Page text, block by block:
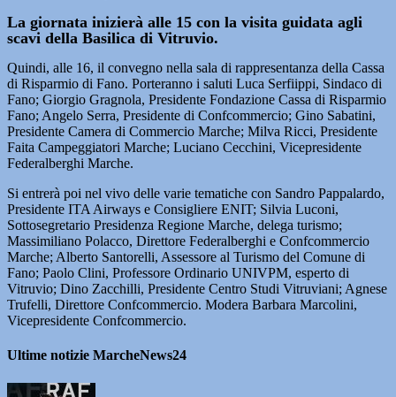
La giornata inizierà alle 15 con la visita guidata agli
scavi della Basilica di Vitruvio.
Quindi, alle 16, il convegno nella sala di rappresentanza della Cassa
di Risparmio di Fano. Porteranno i saluti Luca Serfiippi, Sindaco di
Fano; Giorgio Gragnola, Presidente Fondazione Cassa di Risparmio
Fano; Angelo Serra, Presidente di Confcommercio; Gino Sabatini,
Presidente Camera di Commercio Marche; Milva Ricci, Presidente
Faita Campeggiatori Marche; Luciano Cecchini, Vicepresidente
Federalberghi Marche.
Si entrerà poi nel vivo delle varie tematiche con Sandro Pappalardo,
Presidente ITA Airways e Consigliere ENIT; Silvia Luconi,
Sottosegretario Presidenza Regione Marche, delega turismo;
Massimiliano Polacco, Direttore Federalberghi e Confcommercio
Marche; Alberto Santorelli, Assessore al Turismo del Comune di
Fano; Paolo Clini, Professore Ordinario UNIVPM, esperto di
Vitruvio; Dino Zacchilli, Presidente Centro Studi Vitruviani; Agnese
Trufelli, Direttore Confcommercio. Modera Barbara Marcolini,
Vicepresidente Confcommercio.
Ultime notizie MarcheNews24